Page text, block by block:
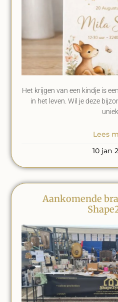
Het krijgen van een kindje is
in het leven. Wil je deze
Lees
10 jan
Aankomende